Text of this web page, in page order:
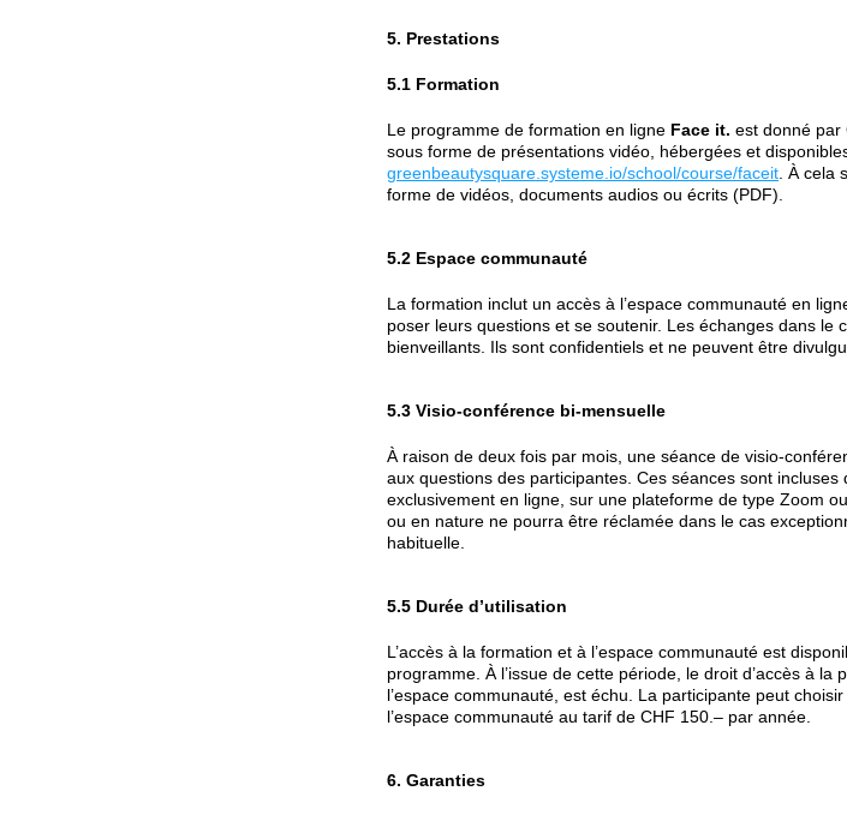
5. Prestations
5.1 Formation
Le programme de formation en ligne Face it. est donné par
sous forme de présentations vidéo, hébergées et
greenbeautysquare.systeme.io/school/course/faceit . À
forme de vidéos, documents audios ou écrits (PDF).
5.2 Espace communauté
La formation inclut un accès à l’espace communauté en
poser leurs questions et se soutenir. Les échanges dans le
bienveillants. Ils sont confidentiels et ne peuvent être
5.3 Visio-conférence bi-mensuelle
À raison de deux fois par mois, une séance de visio-
aux questions des participantes. Ces séances sont
exclusivement en ligne, sur une plateforme de type Zoom
ou en nature ne pourra être réclamée dans le cas
habituelle.
5.5 Durée d’utilisation
L’accès à la formation et à l’espace communauté est
programme. À l’issue de cette période, le droit d’accès à
l’espace communauté, est échu. La participante peut
l’espace communauté au tarif de CHF 150.– par année.
6. Garanties